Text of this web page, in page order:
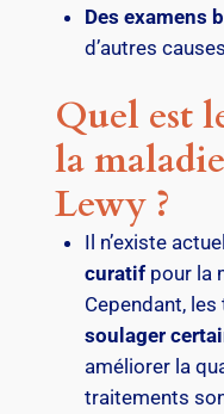
Des examens
d’autres
Quel est
la
Lewy ?
Il n’existe
curatif pour la
Cependant,
soulager
améliorer la
traitements